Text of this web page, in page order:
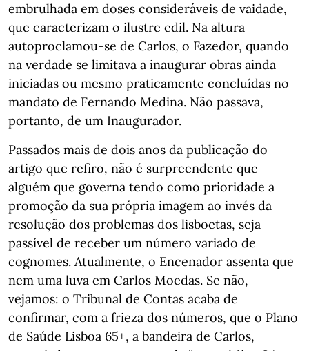
embrulhada em doses consideráveis de vaidade,
que caracterizam o ilustre edil. Na altura
autoproclamou-se de Carlos, o Fazedor, quando
na verdade se limitava a inaugurar obras ainda
iniciadas ou mesmo praticamente concluídas no
mandato de Fernando Medina. Não passava,
portanto, de um Inaugurador.
Passados mais de dois anos da publicação do
artigo que refiro, não é surpreendente que
alguém que governa tendo como prioridade a
promoção da sua própria imagem ao invés da
resolução dos problemas dos lisboetas, seja
passível de receber um número variado de
cognomes. Atualmente, o Encenador assenta que
nem uma luva em Carlos Moedas. Se não,
vejamos: o Tribunal de Contas acaba de
confirmar, com a frieza dos números, que o Plano
de Saúde Lisboa 65+, a bandeira de Carlos,